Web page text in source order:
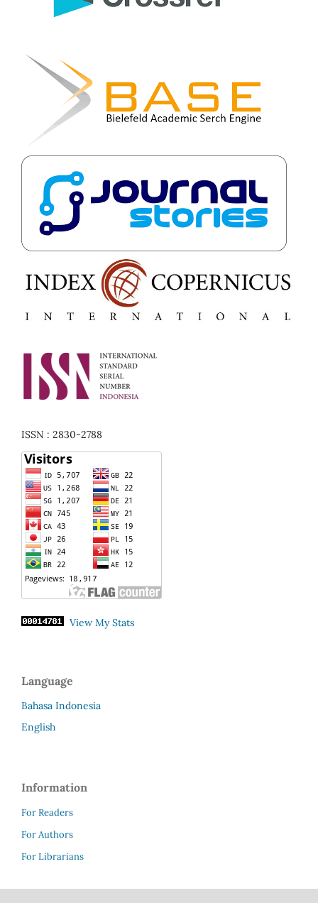
ISSN : 2830-2788
View My Stats
Language
Bahasa Indonesia
English
Information
For Readers
For Authors
For Librarians